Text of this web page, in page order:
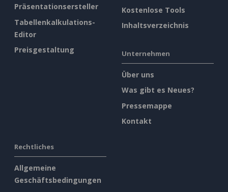
Präsentationsersteller
Tabellenkalkulations-
Editor
Preisgestaltung
Kostenlose Tools
Inhaltsverzeichnis
Unternehmen
Über uns
Was gibt es Neues?
Pressemappe
Kontakt
Rechtliches
Allgemeine
Geschäftsbedingungen